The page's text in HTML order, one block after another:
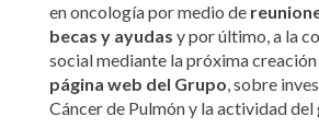
en oncología por medio de
becas y ayudas y por último, a la
social mediante la próxima creación
página web del Grupo, sobre
Cáncer de Pulmón y la actividad del